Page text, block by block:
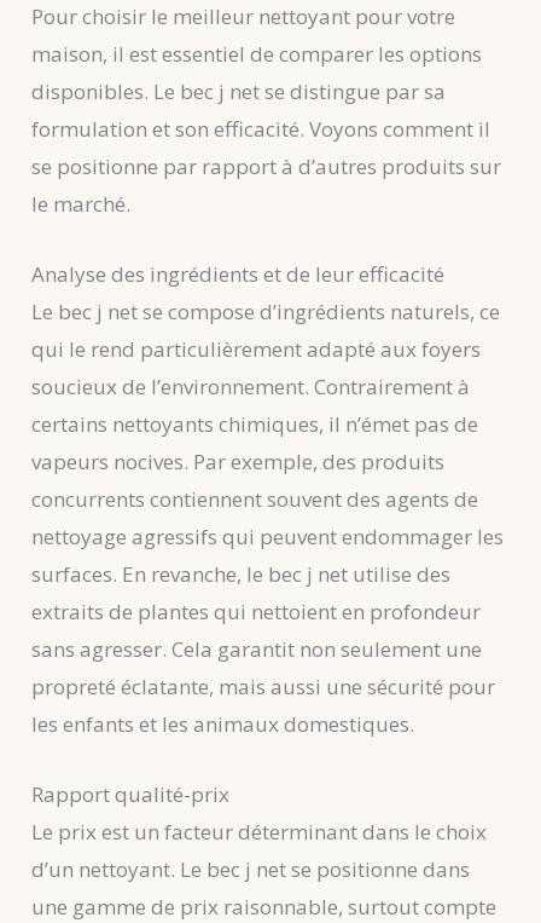
Pour choisir le meilleur nettoyant pour votre
maison, il est essentiel de comparer les options
disponibles. Le bec j net se distingue par sa
formulation et son efficacité. Voyons comment il
se positionne par rapport à d’autres produits sur
le marché.
Analyse des ingrédients et de leur efficacité
Le bec j net se compose d’ingrédients naturels, ce
qui le rend particulièrement adapté aux foyers
soucieux de l’environnement. Contrairement à
certains nettoyants chimiques, il n’émet pas de
vapeurs nocives. Par exemple, des produits
concurrents contiennent souvent des agents de
nettoyage agressifs qui peuvent endommager les
surfaces. En revanche, le bec j net utilise des
extraits de plantes qui nettoient en profondeur
sans agresser. Cela garantit non seulement une
propreté éclatante, mais aussi une sécurité pour
les enfants et les animaux domestiques.
Rapport qualité-prix
Le prix est un facteur déterminant dans le choix
d’un nettoyant. Le bec j net se positionne dans
une gamme de prix raisonnable, surtout compte